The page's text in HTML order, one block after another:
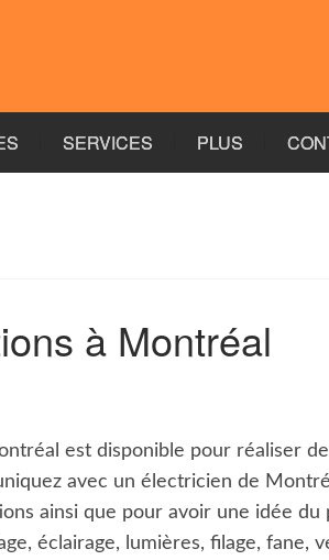
SERVICES PLUS
à Montréal
est disponible pour réaliser
avec un électricien de
ainsi que pour avoir une idée
éclairage, lumières, filage, fane,